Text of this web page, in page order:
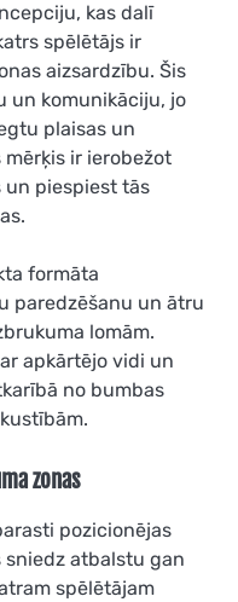
kas dalī
spēlētājs ir
aizsardzību. Šis
un komunikāciju, jo
plaisas un
ir ierobežot
un piespiest tās
formāta
paredzēšanu un ātru
lomām.
apkārtējo vidi un
no bumbas
zonas
pozicionējas
sniedz atbalstu gan
spēlētājam